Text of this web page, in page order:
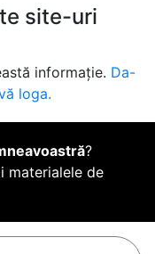
site-uri
informație. Da-
loga.
?
materialele de